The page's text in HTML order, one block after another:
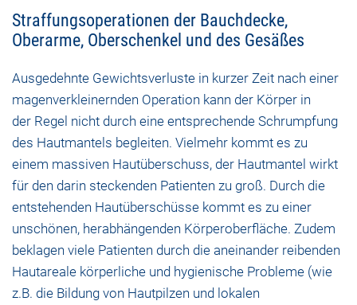
Straffungsoperationen der Bauchdecke,
Oberarme, Oberschenkel und des Gesäßes
Ausgedehnte Gewichtsverluste in kurzer Zeit nach einer
magenverkleinernden Operation kann der Körper in
der Regel nicht durch eine entsprechende Schrumpfung
des Hautmantels begleiten. Vielmehr kommt es zu
einem massiven Hautüberschuss, der Hautmantel wirkt
für den darin steckenden Patienten zu groß. Durch die
entstehenden Hautüberschüsse kommt es zu einer
unschönen, herabhängenden Körperoberfläche. Zudem
beklagen viele Patienten durch die aneinander reibenden
Hautareale körperliche und hygienische Probleme (wie
z.B. die Bildung von Hautpilzen und lokalen